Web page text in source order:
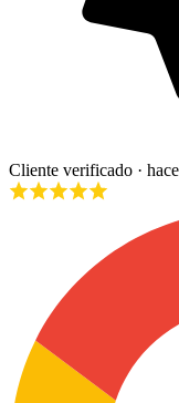
Cliente verificado ·